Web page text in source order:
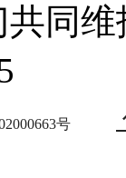
共同
号